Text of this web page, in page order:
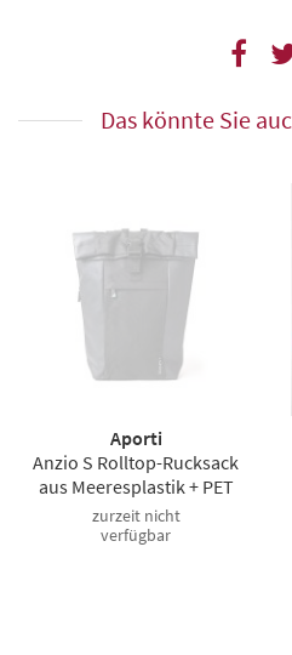
Das könnte Sie
Aporti
Anzio S Rolltop-Rucksack
aus Meeresplastik + PET
zurzeit nicht
verfügbar